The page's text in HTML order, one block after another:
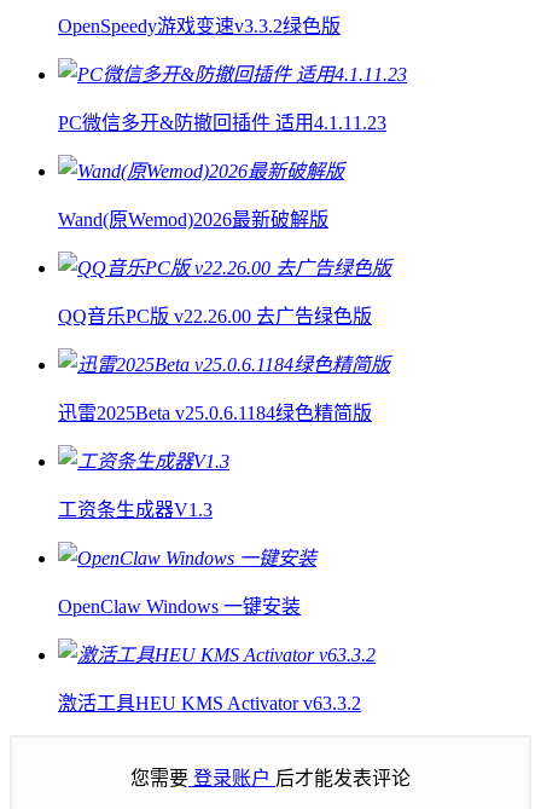
OpenSpeedy游戏变速v3.3.2绿色版
PC微信多开&防撤回插件 适用4.1.11.23
Wand(原Wemod)2026最新破解版
QQ音乐PC版 v22.26.00 去广告绿色版
迅雷2025Beta v25.0.6.1184绿色精简版
工资条生成器V1.3
OpenClaw Windows 一键安装
激活工具HEU KMS Activator v63.3.2
您需要 登录账户 后才能发表评论